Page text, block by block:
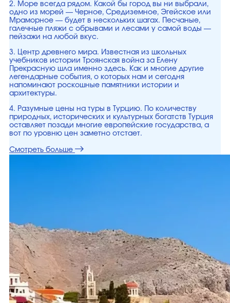
2. Море всегда рядом. Какой бы город вы ни выбрали,
одно из морей — Черное, Средиземное, Эгейское или
Мраморное — будет в нескольких шагах. Песчаные,
галечные пляжи с обрывами и лесами у самой воды —
пейзажи на любой вкус.
3. Центр древнего мира. Известная из школьных
учебников истории Троянская война за Елену
Прекрасную шла именно здесь. Как и многие другие
легендарные события, о которых нам и сегодня
напоминают роскошные памятники истории и
архитектуры.
4. Разумные цены на туры в Турцию. По количеству
природных, исторических и культурных богатств Турция
оставляет позади многие европейские государства, а
вот по уровню цен заметно отстает.
Смотреть больше